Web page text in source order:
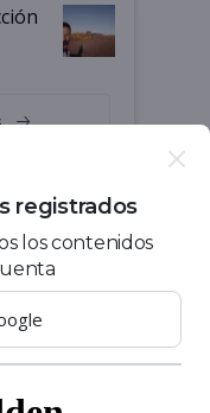
registrados
los contenidos